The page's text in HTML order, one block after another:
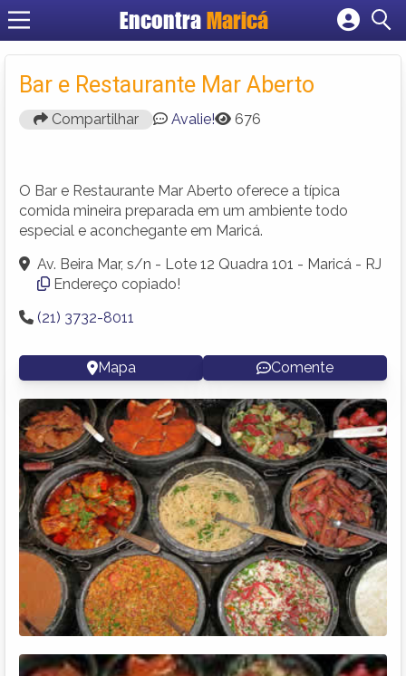
EncontraMaricá
Cadastrar empresa
Criar conta
Bar e Restaurante Mar Aberto
Compartilhar Avalie! 676
O Bar e Restaurante Mar Aberto oferece a típica
comida mineira preparada em um ambiente todo
especial e aconchegante em Maricá.
Av. Beira Mar, s/n - Lote 12 Quadra 101 - Maricá - RJ
Endereço copiado!
(21) 3732-8011
Mapa Comente